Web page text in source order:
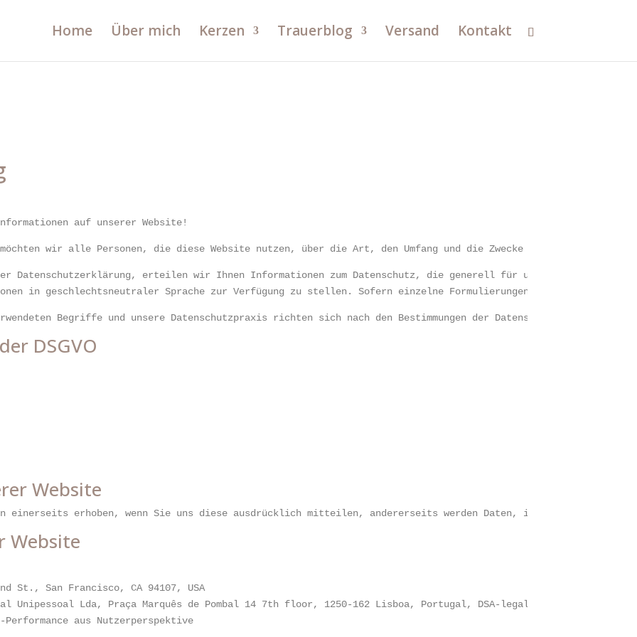
Home Über mich Kerzen Trauerblog Versand Kontakt
auf unserer Website!
wir alle Personen, die diese Website nutzen, über die Art, den Umfang und die Zwecke der
Datenschutzerklärung, erteilen wir Ihnen Informationen zum Datenschutz, die generell für unsere
in geschlechtsneutraler Sprache zur Verfügung zu stellen. Sofern einzelne Formulierungen dies noch
Begriffe und unsere Datenschutzpraxis richten sich nach den Bestimmungen der Datenschutz-
DSGVO
Website
einerseits erhoben, wenn Sie uns diese ausdrücklich mitteilen, andererseits werden Daten, insbesondere
Website
St., San Francisco, CA 94107, USA
Lda, Praça Marquês de Pombal 14 7th floor, 1250-162 Lisboa, Portugal, DSA-legal-
Performance aus Nutzerperspektive